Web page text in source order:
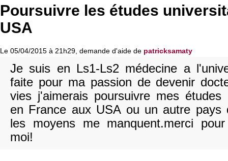
Poursuivre les études
USA
Le 05/04/2015 à 21h29, demande d'aide de patricksamaty
Je suis en Ls1-Ls2 médecine a
faite pour ma passion de devenir
vies j'aimerais poursuivre mes études
en France aux USA ou un autre pays
les moyens me manquent.merci
moi!